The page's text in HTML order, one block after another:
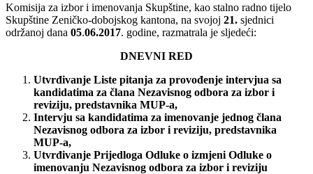
Komisija za izbor i imenovanja Skupštine, kao stalno radno tijelo
Skupštine Zeničko-dobojskog kantona, na svojoj 21. sjednici
održanoj dana 05.06.2017. godine, razmatrala je sljedeći:
DNEVNI RED
Utvrđivanje Liste pitanja za provođenje intervjua sa
kandidatima za člana Nezavisnog odbora za izbor i
reviziju, predstavnika MUP-a,
Intervju sa kandidatima za imenovanje jednog člana
Nezavisnog odbora za izbor i reviziju, predstavnika
MUP-a,
Utvrđivanje Prijedloga Odluke o izmjeni Odluke o
imenovanju Nezavisnog odbora za izbor i reviziju